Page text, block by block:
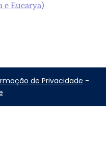
e Eucarya)
de Privacidade -